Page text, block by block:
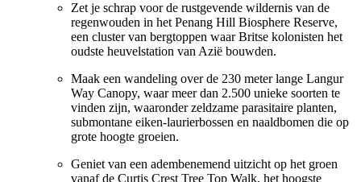
Zet je schrap voor de rustgevende wildernis van de
regenwouden in het Penang Hill Biosphere Reserve,
een cluster van bergtoppen waar Britse kolonisten het
oudste heuvelstation van Azië bouwden.
Maak een wandeling over de 230 meter lange Langur
Way Canopy, waar meer dan 2.500 unieke soorten te
vinden zijn, waaronder zeldzame parasitaire planten,
submontane eiken-laurierbossen en naaldbomen die op
grote hoogte groeien.
Geniet van een adembenemend uitzicht op het groen
vanaf de Curtis Crest Tree Top Walk, het hoogste